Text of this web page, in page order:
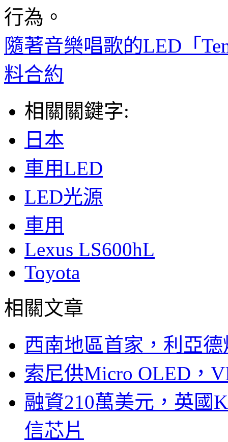
行為。
隨著音樂唱歌的LED「
料合約
相關關鍵字:
日本
車用LED
LED光源
車用
Lexus LS600hL
Toyota
相關文章
西南地區首家，利亞
索尼供Micro OLED，
融資210萬美元，英國
信芯片